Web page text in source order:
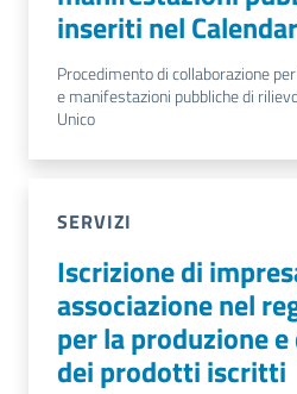
inseriti nel
Procedimento di collaborazione
e manifestazioni pubbliche di
Unico
SERVIZI
Iscrizione di
associazione nel
per la produzione
dei prodotti iscritti